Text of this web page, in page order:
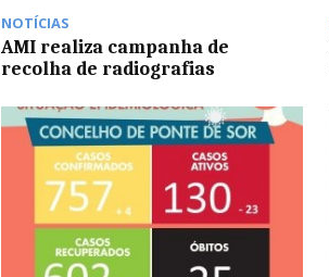
NOTÍCIAS
AMI realiza campanha de
recolha de radiografias